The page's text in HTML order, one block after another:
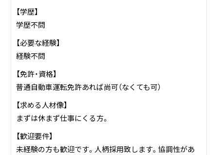
【地盤改良部のお仕事は・・・】
近年の震災や大規模災害により、「地盤改良工事」の効果が実
証され、防災への関心が高い日本を中心に、「地盤改良工事」
は今後のインフラ整備には欠かせないものとなっておりま
弊社では主に高速道路・空港・原発敷地内などの地盤改良工
事を行っております。
薬液を注入したり、土とコンクリートを混ぜて固めて地盤を
作るなど、その場の状況に応じて工法をかえ、より強固な地
【学歴】
学歴不問
【必要な経験】
経験不問
【免許・資格】
普通自動車運転免許あれば尚可（なくても可）
【求める人材像】
まずは休まず仕事にくる方。
【歓迎要件】
未経験の方も歓迎です。人柄採用致します。協調性があ